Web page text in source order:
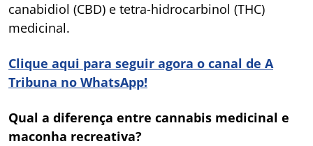
canabidiol (CBD) e tetra-hidrocarbinol (THC)
medicinal.
Clique aqui para seguir agora o canal de A
Tribuna no WhatsApp!
Qual a diferença entre cannabis medicinal e
maconha recreativa?